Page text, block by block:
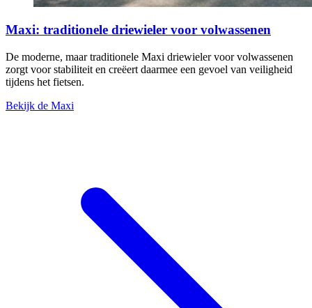
Maxi: traditionele driewieler voor volwassenen
De moderne, maar traditionele Maxi driewieler voor volwassenen
zorgt voor stabiliteit en creëert daarmee een gevoel van veiligheid
tijdens het fietsen.
Bekijk de Maxi